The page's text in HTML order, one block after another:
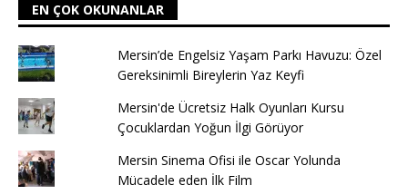
EN ÇOK OKUNANLAR
Mersin’de Engelsiz Yaşam Parkı Havuzu: Özel
Gereksinimli Bireylerin Yaz Keyfi
Mersin'de Ücretsiz Halk Oyunları Kursu
Çocuklardan Yoğun İlgi Görüyor
Mersin Sinema Ofisi ile Oscar Yolunda
Mücadele eden İlk Film